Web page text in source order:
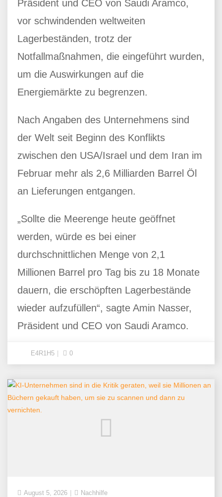
Präsident und CEO von Saudi Aramco,
vor schwindenden weltweiten
Lagerbeständen, trotz der
Notfallmaßnahmen, die eingeführt wurden,
um die Auswirkungen auf die
Energiemärkte zu begrenzen.
Nach Angaben des Unternehmens sind
der Welt seit Beginn des Konflikts
zwischen den USA/Israel und dem Iran im
Februar mehr als 2,6 Milliarden Barrel Öl
an Lieferungen entgangen.
„Sollte die Meerenge heute geöffnet
werden, würde es bei einer
durchschnittlichen Menge von 2,1
Millionen Barrel pro Tag bis zu 18 Monate
dauern, die erschöpften Lagerbestände
wieder aufzufüllen“, sagte Amin Nasser,
Präsident und CEO von Saudi Aramco.
E4R1H5 0
August 5, 2026 Nachhilfe